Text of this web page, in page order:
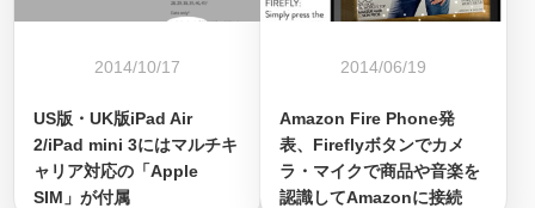
2014/10/17
US版・UK版iPad Air
2/iPad mini 3にはマルチキ
ャリア対応の「Apple
SIM」が付属
2014/06/19
Amazon Fire Phone発
表、Fireflyボタンでカメ
ラ・マイクで商品や音楽を
認識してAmazonに接続